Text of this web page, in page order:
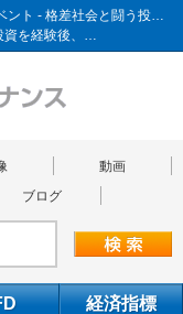
とれまがファイナンス - 6/2の相場見通しと重要イベント - 格差社会と闘う投資術
資を経験後、…
動画
ブログ
経済指標